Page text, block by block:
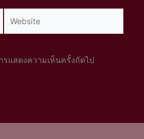
แสดงความเห็นครั้งถัดไป